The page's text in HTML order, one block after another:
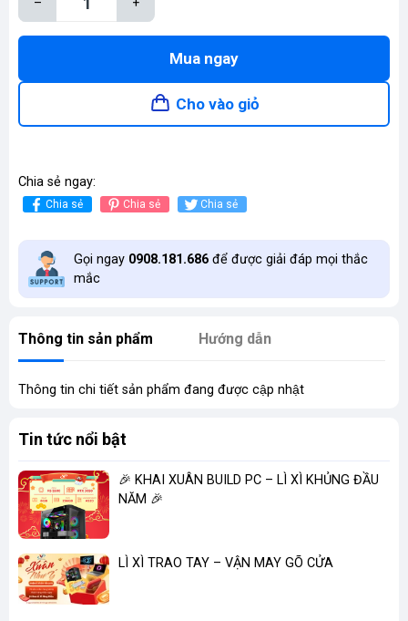
Mua ngay
Cho vào giỏ
Chia sẻ ngay:
Chia sẻ Chia sẻ Chia sẻ
Gọi ngay 0908.181.686 để được giải đáp mọi thắc
mắc
Thông tin sản phẩm Hướng dẫn
Thông tin chi tiết sản phẩm đang được cập nhật
Tin tức nổi bật
🎉 KHAI XUÂN BUILD PC – LÌ XÌ KHỦNG ĐẦU
NĂM 🎉
LÌ XÌ TRAO TAY – VẬN MAY GÕ CỬA